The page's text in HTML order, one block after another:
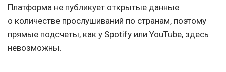
Платформа не публикует открытые данные
о количестве прослушиваний по странам, поэтому
прямые подсчеты, как у Spotify или YouTube, здесь
невозможны.